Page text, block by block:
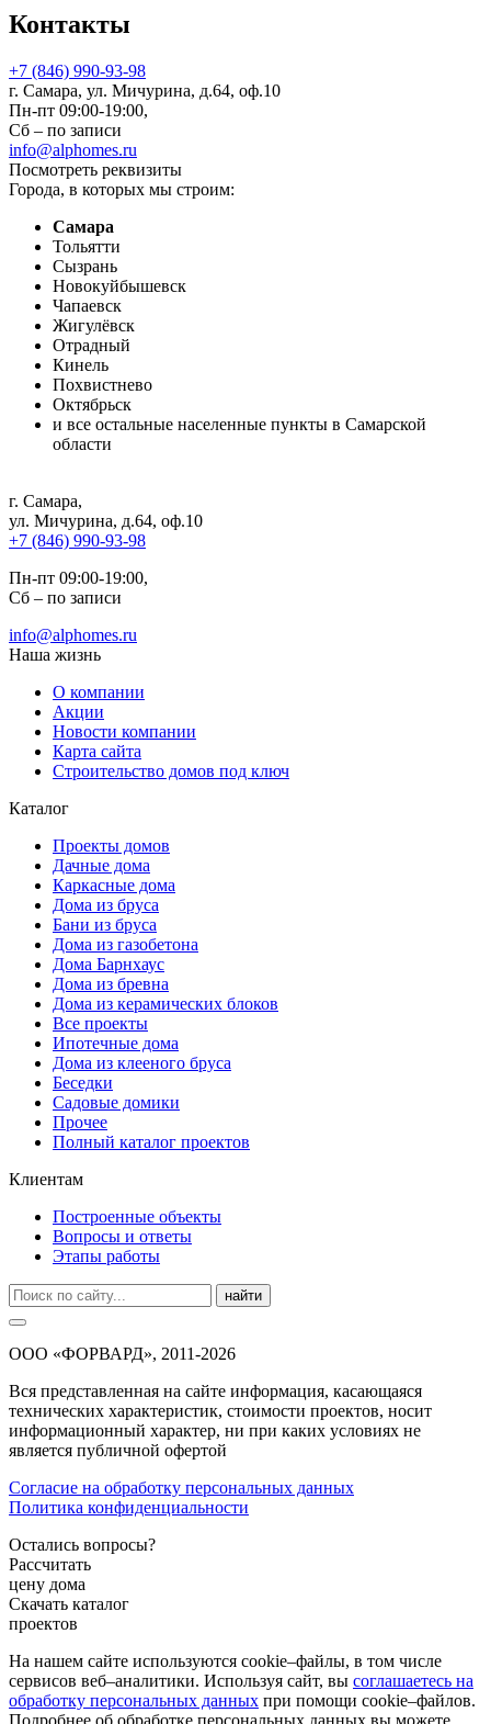
Контакты
+7 (846) 990-93-98
г. Самара, ул. Мичурина, д.64, оф.10
Пн-пт 09:00-19:00,
Сб – по записи
info@alphomes.ru
Посмотреть реквизиты
Города, в которых мы строим:
Самара
Тольятти
Сызрань
Новокуйбышевск
Чапаевск
Жигулёвск
Отрадный
Кинель
Похвистнево
Октябрьск
и все остальные населенные пункты в Самарской
области
г. Самара,
ул. Мичурина, д.64, оф.10
+7 (846) 990-93-98
Пн-пт 09:00-19:00,
Сб – по записи
info@alphomes.ru
Наша жизнь
О компании
Акции
Новости компании
Карта сайта
Строительство домов под ключ
Каталог
Проекты домов
Дачные дома
Каркасные дома
Дома из бруса
Бани из бруса
Дома из газобетона
Дома Барнхаус
Дома из бревна
Дома из керамических блоков
Все проекты
Ипотечные дома
Дома из клееного бруса
Беседки
Садовые домики
Прочее
Полный каталог проектов
Клиентам
Построенные объекты
Вопросы и ответы
Этапы работы
найти
ООО «ФОРВАРД», 2011-2026
Вся представленная на сайте информация, касающаяся
технических характеристик, стоимости проектов, носит
информационный характер, ни при каких условиях не
является публичной офертой
Согласие на обработку персональных данных
Политика конфиденциальности
Остались вопросы?
Рассчитать
цену дома
Скачать каталог
проектов
На нашем сайте используются cookie–файлы, в том числе
сервисов веб–аналитики. Используя сайт, вы соглашаетесь на
обработку персональных данных при помощи cookie–файлов.